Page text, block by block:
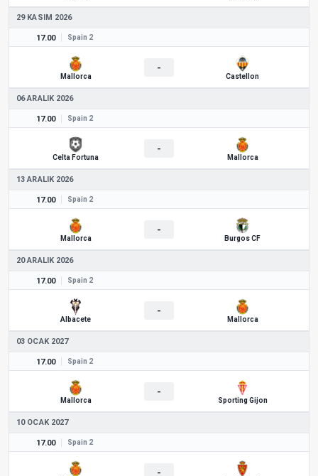
29 KASIM 2026
17.00 Spain 2
Mallorca
-
Castellon
06 ARALIK 2026
17.00 Spain 2
Celta Fortuna
-
Mallorca
13 ARALIK 2026
17.00 Spain 2
Mallorca
-
Burgos CF
20 ARALIK 2026
17.00 Spain 2
Albacete
-
Mallorca
03 OCAK 2027
17.00 Spain 2
Mallorca
-
Sporting Gijon
10 OCAK 2027
17.00 Spain 2
-